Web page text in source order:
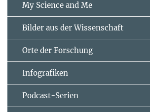
My Science and Me
Bilder aus der Wissenschaft
Orte der Forschung
Infografiken
Podcast-Serien